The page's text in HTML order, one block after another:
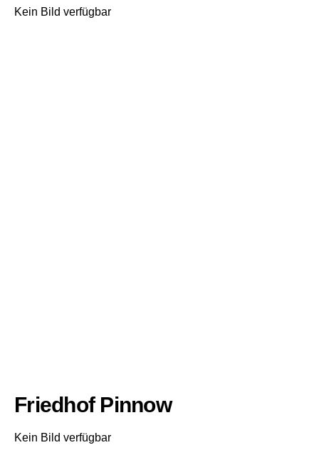
Kein Bild verfügbar
Friedhof Pinnow
Kein Bild verfügbar